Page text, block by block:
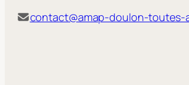
contact@amap-doulon-toutes-